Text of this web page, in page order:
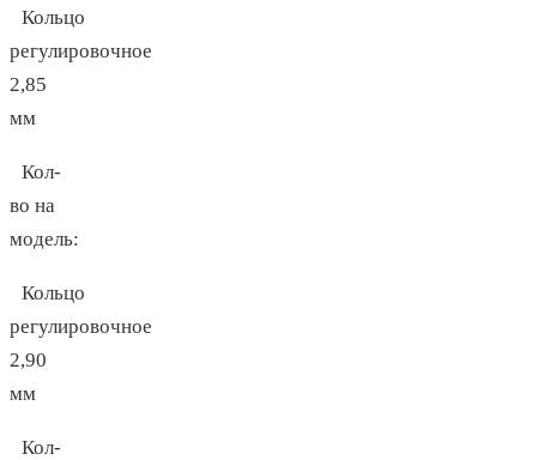
Кольцо
регулировочное
2,85
мм
Кол-
во на
модель:
Кольцо
регулировочное
2,90
мм
Кол-